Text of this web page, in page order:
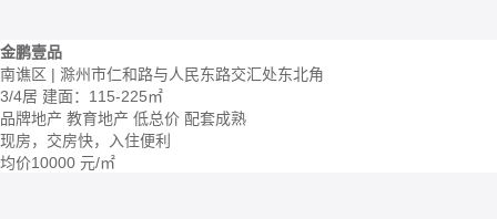
金鹏壹品
南谯区 | 滁州市仁和路与人民东路交汇处东北角
3/4居 建面：115-225㎡
品牌地产 教育地产 低总价 配套成熟
现房，交房快，入住便利
均价10000 元/㎡